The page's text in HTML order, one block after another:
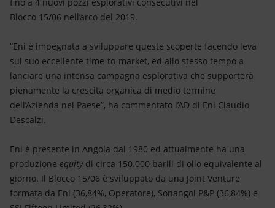
Blocco 15/06 nell’arco del 2019.
“Eni è impegnata a sviluppare queste scoperte facendo leva
sul suo eccellente time-to-market, ed allo stesso tempo a
lanciare una intensa campagna esplorativa che supporterà
pienamente la crescita organica di medio termine
dell’Azienda nel Paese”, ha commentato l’AD di Eni Claudio
Descalzi.
Eni è presente in Angola dal 1980 ed attualmente ha una
produzione equitydi circa 150.000 barili di olio equivalente al
giorno. Il Blocco 15/06 è sviluppato da una Joint Venture
formata da Eni (36,84%, Operatore), Sonangol P&P (36,84%) e